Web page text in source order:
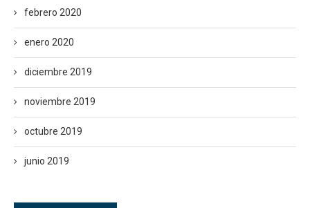
febrero 2020
enero 2020
diciembre 2019
noviembre 2019
octubre 2019
junio 2019